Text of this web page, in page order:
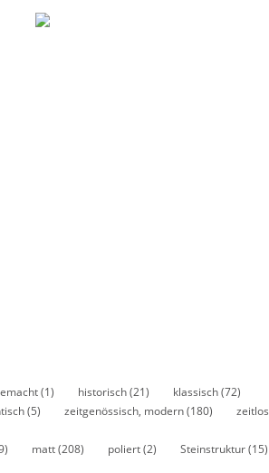
(1) historisch(21) klassisch(72)
(5) zeitgenössisch, modern(180) zeitlos
matt(208) poliert(2) Steinstruktur(15)